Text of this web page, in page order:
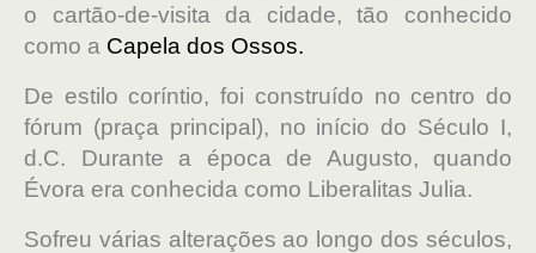
o cartão-de-visita da cidade, tão conhecido
como a Capela dos Ossos.
De estilo coríntio, foi construído no centro do
fórum (praça principal), no início do Século I,
d.C. Durante a época de Augusto, quando
Évora era conhecida como Liberalitas Julia.
Sofreu várias alterações ao longo dos séculos,